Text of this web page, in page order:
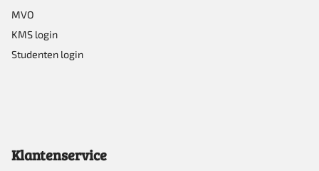
MVO
KMS login
Studenten login
Klantenservice